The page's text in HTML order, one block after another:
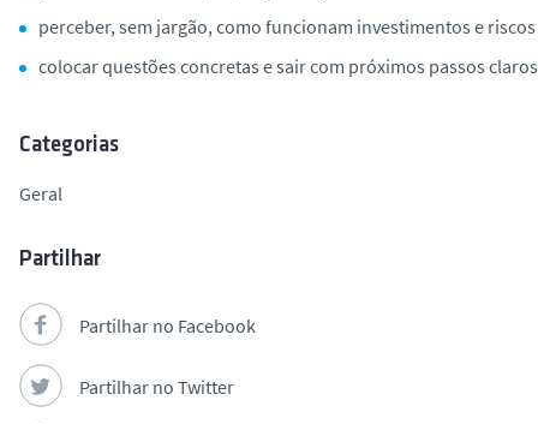
perceber, sem jargão, como funcionam investimentos e riscos
colocar questões concretas e sair com próximos passos claros
Categorias
Geral
Partilhar
Partilhar no Facebook
Partilhar no Twitter